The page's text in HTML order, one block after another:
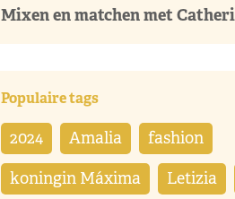
Mixen en matchen met
Populaire tags
2024 Amalia fashion
koningin Máxima Letizia